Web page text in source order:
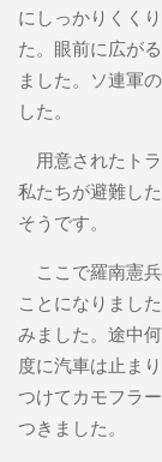
にしっかりくく
た。眼前に広が
ました。ソ連軍
した。
用意されたトラ
私たちが避難し
そうです。
ここで羅南憲
ことになりまし
みました。途中
度に汽車は止ま
つけてカモフラ
つきました。